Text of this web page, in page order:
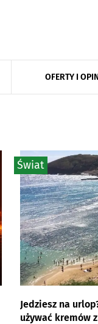
OFERTY I
Jedziesz na
używać kremów
Świat